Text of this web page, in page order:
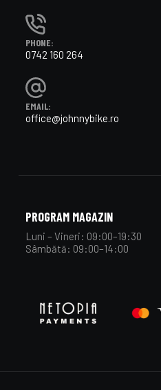
PHONE:
0742 160 264
EMAIL:
office@johnnybike.ro
PROGRAM MAGAZIN
Luni – Vineri: 09:00–19:30
Sâmbătă: 09:00–14:00